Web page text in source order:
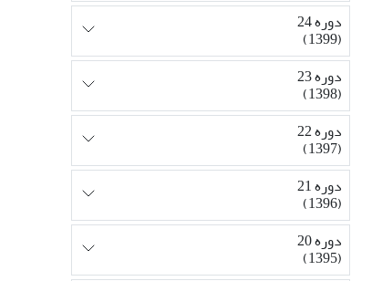
دوره 24
(1399)
دوره 23
(1398)
دوره 22
(1397)
دوره 21
(1396)
دوره 20
(1395)